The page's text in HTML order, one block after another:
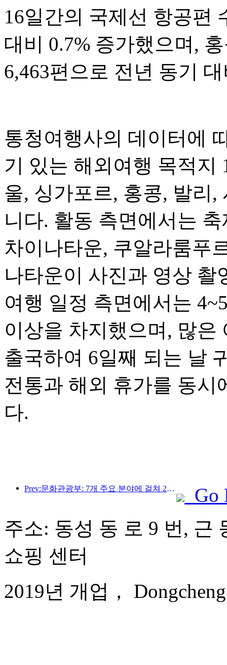
16일간의 국제선 항공편
대비 0.7% 증가했으며,
6,463편으로 전년 동기
통청여행사의 데이터에
기 있는 해외여행 목적지
울, 싱가포르, 홍콩, 발리
니다. 활동 측면에서는
차이나타운, 쿠알라룸푸
나타운이 사진과 영상
여행 일정 측면에서는
이상을 차지했으며, 많은
출국하여 6일째 되는 날
전통과 해외 휴가를 동시
다.
Prev:문화관광부: 7개 주요 분야에 걸쳐 22개의 테마 활동을 시작합니다
Go
주소: 동성 동 로 9 번, 근
쇼핑 센터
2019년 개업，